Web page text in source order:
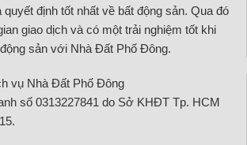
quyết định tốt nhất về bất động sản. Qua đó
giao dịch và có một trải nghiệm tốt khi
sản với Nhà Đất Phố Đông.
vụ Nhà Đất Phố Đông
số 0313227841 do Sở KHĐT Tp. HCM